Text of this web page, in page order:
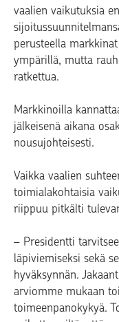
vaalien vaikutuksia
perusteella
ympärillä, mutta
ratkettua.
Markkinoilla
jälkeisenä aikana
nousujohteisesti.
Vaikka vaalien
toimialakohtaisia
riippuu pitkälti
– Presidentti
läpiviemiseksi sekä
hyväksynnän.
arviomme mukaan
toimeenpanokykyä.